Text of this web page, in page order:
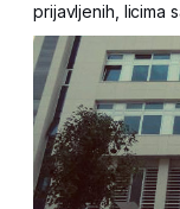
prijavljenih, licima